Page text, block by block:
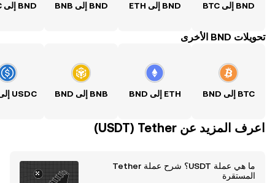
BND إلى BTC BND إلى ETH BND إلى BNB
تحويلات BND الأخرى
BTC إلى BND ETH إلى BND BNB إلى BND
اعرف المزيد عن‏ Tether (‏USDT)
ما هي عملة USDT؟ شرح عملة Tether
المستقرة